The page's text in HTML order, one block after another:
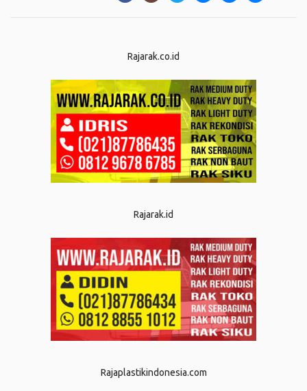
Rajarak.co.id
Rajarak.id
Rajaplastikindonesia.com